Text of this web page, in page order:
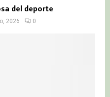
del deporte
2026 0